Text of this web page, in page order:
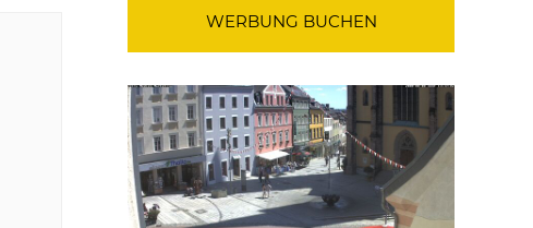
WERBUNG BUCHEN